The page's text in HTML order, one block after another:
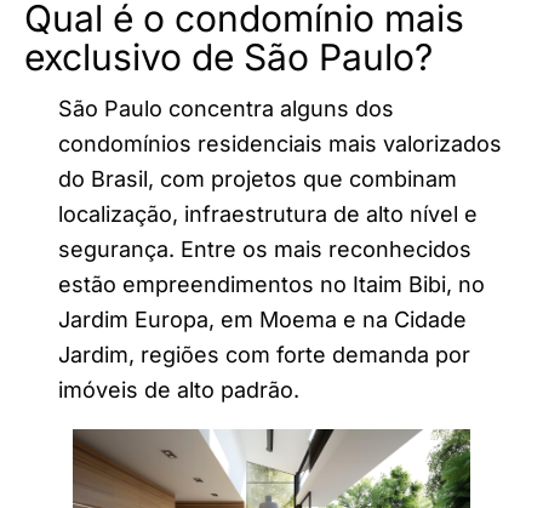
Qual é o condomínio mais
exclusivo de São Paulo?
São Paulo concentra alguns dos
condomínios residenciais mais valorizados
do Brasil, com projetos que combinam
localização, infraestrutura de alto nível e
segurança. Entre os mais reconhecidos
estão empreendimentos no Itaim Bibi, no
Jardim Europa, em Moema e na Cidade
Jardim, regiões com forte demanda por
imóveis de alto padrão.